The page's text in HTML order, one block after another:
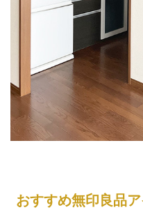
おすすめ無印良品